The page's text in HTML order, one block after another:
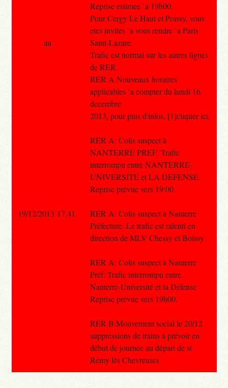
Reprise estimee `a 19h00.
Pour Cergy Le Haut et Poissy, vous
etes invites `a vous rendre `a Paris
Saint-Lazare.
Trafic est normal sur les autres lignes
de RER.
RER A Nouveaux horaires
applicables `a compter du lundi 16
decembre
2013, pour plus d'infos, [1]cliquer ici.
RER A: Colis suspect à
NANTERRE PREF: Trafic
interrompu entre NANTERRE-
UNIVERSITE et LA DEFENSE.
Reprise prévue vers 19:00.
RER A: Colis suspect à Nanterre
Préfecture. Le trafic est ralenti en
direction de MLV Chessy et Boissy.
RER A: Colis suspect à Nanterre
Préf: Trafic interrompu entre
Nanterre-Université et la Défense
Reprise prévue vers 19h00.
RER B:Mouvement social le 20/12
suppressions de trains à prévoir en
début de journée au départ de st
Rémy lès Chevreuses
au
19/12/2013 17:41